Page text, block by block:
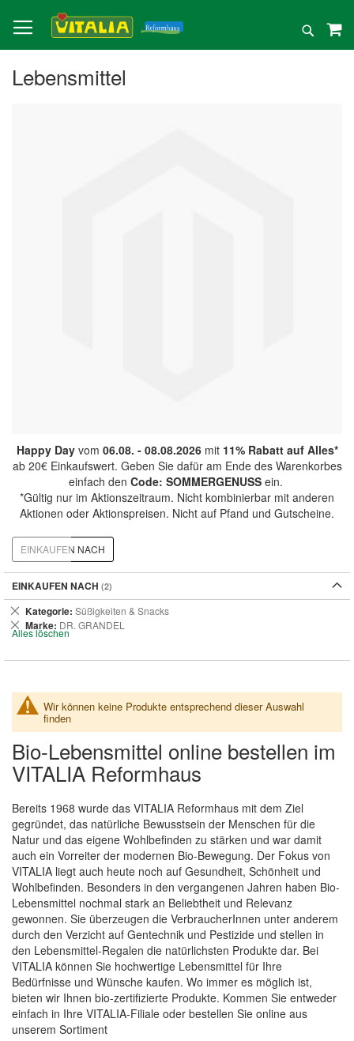
zum
Inhalt
Suche
Lebensmittel
Happy Dayvom 06.08. - 08.08.2026mit 11% Rabatt auf Alles*
ab 20€ Einkaufswert. Geben Sie dafür am Ende des Warenkorbes
einfach den Code: SOMMERGENUSSein.
*Gültig nur im Aktionszeitraum. Nicht kombinierbar mit anderen
Aktionen oder Aktionspreisen. Nicht auf Pfand und Gutscheine.
Wir können keine Produkte entsprechend dieser Auswahl
finden
Bio-Lebensmittel online bestellen im
VITALIA Reformhaus
Bereits 1968 wurde das VITALIA Reformhaus mit dem Ziel
gegründet, das natürliche Bewusstsein der Menschen für die
Natur und das eigene Wohlbefinden zu stärken und war damit
auch ein Vorreiter der modernen Bio-Bewegung. Der Fokus von
VITALIA liegt auch heute noch auf Gesundheit, Schönheit und
Wohlbefinden. Besonders in den vergangenen Jahren haben Bio-
Lebensmittel nochmal stark an Beliebtheit und Relevanz
gewonnen. Sie überzeugen die VerbraucherInnen unter anderem
durch den Verzicht auf Gentechnik und Pestizide und stellen in
den Lebensmittel-Regalen die natürlichsten Produkte dar. Bei
VITALIA können Sie hochwertige Lebensmittel für Ihre
Bedürfnisse und Wünsche kaufen. Wo immer es möglich ist,
bieten wir Ihnen bio-zertifizierte Produkte. Kommen Sie entweder
einfach in Ihre VITALIA-Filiale oder bestellen Sie online aus
unserem Sortiment
EINKAUFEN NACH
EINKAUFEN NACH
Kategorie Süßigkeiten & Snacks
Dies
entfernen
Marke DR. GRANDEL
Dies
entfernen
Alles löschen